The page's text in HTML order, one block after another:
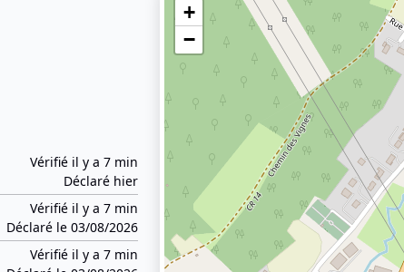
Vérifié il y a 7 min
Déclaré hier
Vérifié il y a 7 min
Déclaré le 03/08/2026
Vérifié il y a 7 min
+
−